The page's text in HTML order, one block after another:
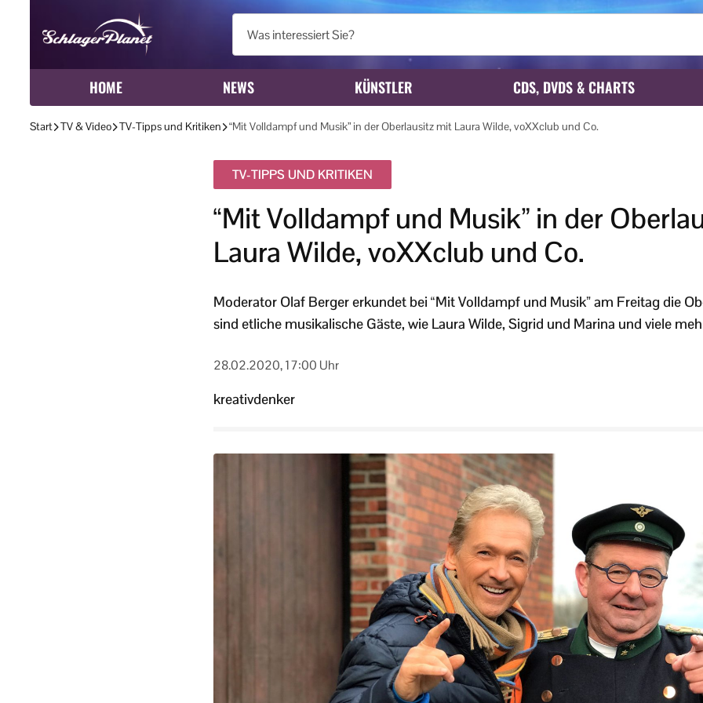
HOME NEWS KÜNSTLER CDS, DVDS & CHARTS
Start TV & Video TV-Tipps und Kritiken “Mit Volldampf und Musik” in der Oberlausitz mit Laura Wilde, voXXclub und Co.
TV-TIPPS UND KRITIKEN
“Mit Volldampf und Musik” in der
Laura Wilde, voXXclub und Co.
Moderator Olaf Berger erkundet bei “Mit Volldampf und Musik” am Freitag die
sind etliche musikalische Gäste, wie Laura Wilde, Sigrid und Marina und viele
28.02.2020, 17:00 Uhr
kreativdenker